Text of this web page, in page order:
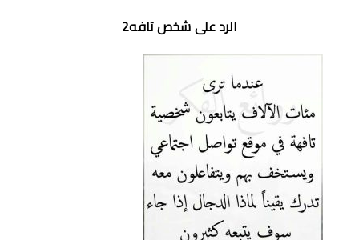
الرد على شخص تافه2